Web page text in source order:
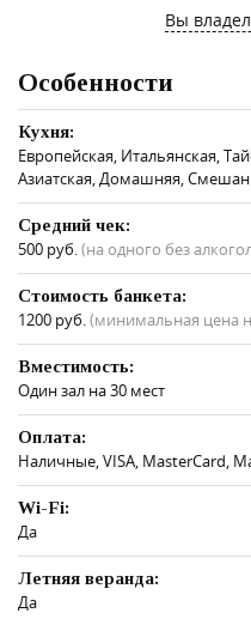
Вы
Особенности
Кухня:
Европейская, Итальянская,
Азиатская, Домашняя,
Средний чек:
500 руб.(на одного без
Стоимость банкета:
1200 руб.(минимальная цена
Вместимость:
Один зал на 30 мест
Оплата:
Наличные, VISA, MasterCard,
Wi-Fi:
Да
Летняя веранда:
Да